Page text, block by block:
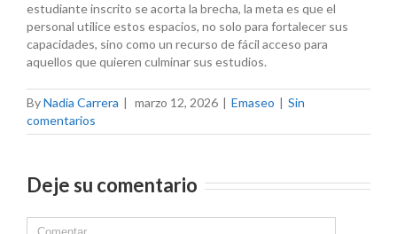
estudiante inscrito se acorta la brecha, la meta es que el
personal utilice estos espacios, no solo para fortalecer sus
capacidades, sino como un recurso de fácil acceso para
aquellos que quieren culminar sus estudios.
ByNadia Carrera | marzo 12, 2026 | Emaseo | Sin
comentarios
Deje su comentario
Comment